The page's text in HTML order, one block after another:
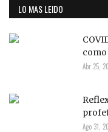
LO MAS LEIDO
como
Abr 25,
Ago 31,